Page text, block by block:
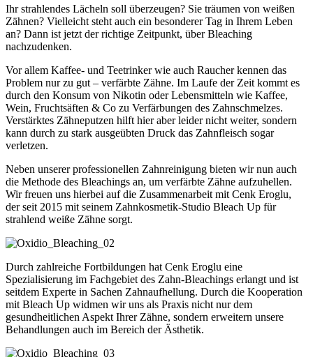
Ihr strahlendes Lächeln soll überzeugen? Sie träumen von weißen
Zähnen? Vielleicht steht auch ein besonderer Tag in Ihrem Leben
an? Dann ist jetzt der richtige Zeitpunkt, über Bleaching
nachzudenken.
Vor allem Kaffee- und Teetrinker wie auch Raucher kennen das
Problem nur zu gut – verfärbte Zähne. Im Laufe der Zeit kommt es
durch den Konsum von Nikotin oder Lebensmitteln wie Kaffee,
Wein, Fruchtsäften & Co zu Verfärbungen des Zahnschmelzes.
Verstärktes Zähneputzen hilft hier aber leider nicht weiter, sondern
kann durch zu stark ausgeübten Druck das Zahnfleisch sogar
verletzen.
Neben unserer professionellen Zahnreinigung bieten wir nun auch
die Methode des Bleachings an, um verfärbte Zähne aufzuhellen.
Wir freuen uns hierbei auf die Zusammenarbeit mit Cenk Eroglu,
der seit 2015 mit seinem Zahnkosmetik-Studio Bleach Up für
strahlend weiße Zähne sorgt.
Durch zahlreiche Fortbildungen hat Cenk Eroglu eine
Spezialisierung im Fachgebiet des Zahn-Bleachings erlangt und ist
seitdem Experte in Sachen Zahnaufhellung. Durch die Kooperation
mit Bleach Up widmen wir uns als Praxis nicht nur dem
gesundheitlichen Aspekt Ihrer Zähne, sondern erweitern unsere
Behandlungen auch im Bereich der Ästhetik.